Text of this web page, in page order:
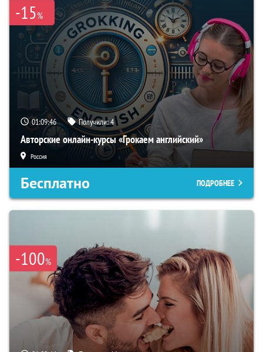
-15%
01:09:45 Получили:4
Авторские онлайн-курсы «Грокаем английский»
Россия
Бесплатно ПОДРОБНЕЕ
-100%